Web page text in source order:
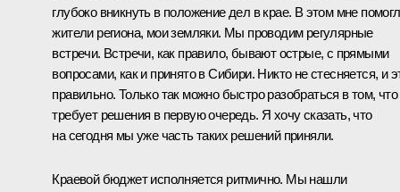
глубоко вникнуть в положение дел в крае. В этом мне
жители региона, мои земляки. Мы проводим регулярные
встречи. Встречи, как правило, бывают острые, с прямыми
вопросами, как и принято в Сибири. Никто не стесняется, и
правильно. Только так можно быстро разобраться в том, что
требует решения в первую очередь. Я хочу сказать, что
на сегодня мы уже часть таких решений приняли.
Краевой бюджет исполняется ритмично. Мы нашли